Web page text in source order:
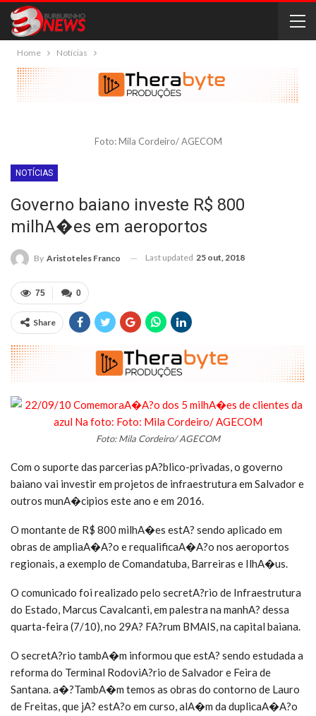
Home Notícias
Foto: Mila Cordeiro/ AGECOM
NOTÍCIAS
Governo baiano investe R$ 800
milhA�es em aeroportos
By Aristoteles Franco Last updated 25 out, 2018
0
75
Share
Foto: Mila Cordeiro/ AGECOM
Com o suporte das parcerias pA?blico-privadas, o governo
baiano vai investir em projetos de infraestrutura em Salvador e
outros munA�cipios este ano e em 2016.
O montante de R$ 800 milhA�es estA? sendo aplicado em
obras de ampliaA�A?o e requalificaA�A?o nos aeroportos
regionais, a exemplo de Comandatuba, Barreiras e IlhA�us.
O comunicado foi realizado pelo secretA?rio de Infraestrutura
do Estado, Marcus Cavalcanti, em palestra na manhA? dessa
quarta-feira (7/10), no 29A? FA?rum BMAIS, na capital baiana.
O secretA?rio tambA�m informou que estA? sendo estudada a
reforma do Terminal RodoviA?rio de Salvador e Feira de
Santana. a�?TambA�m temos as obras do contorno de Lauro
de Freitas, que jA? estA?o em curso, alA�m da duplicaA�A?o